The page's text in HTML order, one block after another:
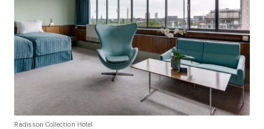
Radisson Collection Hotel